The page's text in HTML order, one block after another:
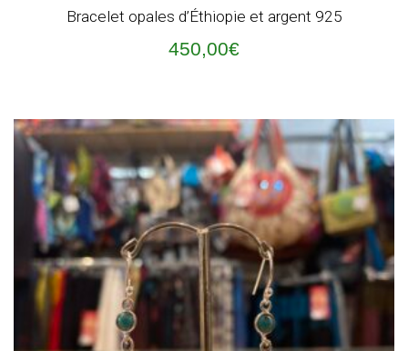
Bracelet opales d’Éthiopie et argent 925
450,00€